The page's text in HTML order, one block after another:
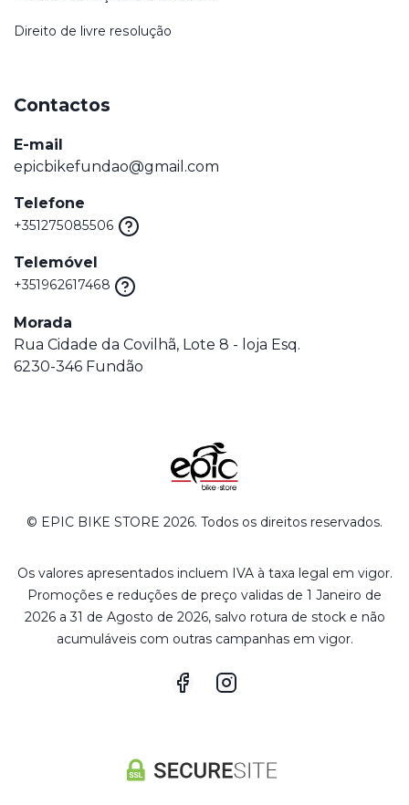
© EPIC BIKE STORE 2026. Todos os direitos reservados.
Os valores apresentados incluem IVA à taxa legal em vigor.
Promoções e reduções de preço validas de 1 Janeiro de
2026 a 31 de Agosto de 2026, salvo rotura de stock e não
acumuláveis com outras campanhas em vigor.
Direito de livre resolução
Contactos
E-mail
epicbikefundao@gmail.com
Telefone
+351275085506
Telemóvel
+351962617468
Morada
Rua Cidade da Covilhã, Lote 8 - loja Esq.
6230-346 Fundão